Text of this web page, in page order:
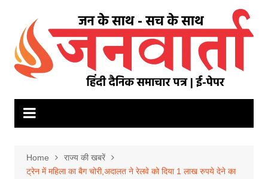
content
Home
राज्य की खबरें
ट्रेन में मह‍िला का बैग चोरी,अदालत ने रेलवे को द‍िया 1 लाख रुपये देने का